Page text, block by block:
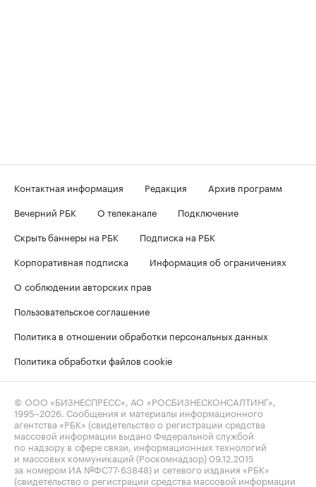
Контактная информация Редакция
Архив программ
Вечерний РБК
О телеканале
Подключение
Скрыть баннеры на РБК
Подписка на РБК
Корпоративная подписка
Информация об ограничениях
О соблюдении авторских прав
Пользовательское соглашение
Политика в отношении обработки персональных данных
Политика обработки файлов cookie
© ООО «БИЗНЕСПРЕСС», АО «РОСБИЗНЕСКОНСАЛТИНГ»,
1995–2026 . Сообщения и материалы информационного
агентства «РБК» (свидетельство о регистрации средства
массовой информации выдано Федеральной службой
по надзору в сфере связи, информационных технологий
и массовых коммуникаций (Роскомнадзор) 09.12.2015
за номером ИА №ФС77-63848) и сетевого издания «РБК»
(свидетельство о регистрации средства массовой информации